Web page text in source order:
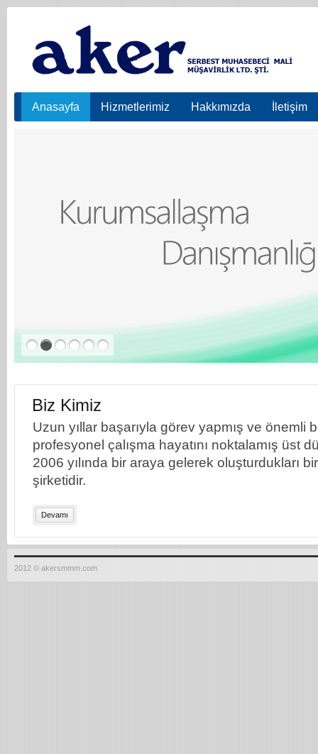
Anasayfa Hizmetlerimiz Hakkımızda İletişim
Biz Kimiz
Uzun yıllar başarıyla görev yapmış ve önemli
profesyonel çalışma hayatını noktalamış üst
2006 yılında bir araya gelerek oluşturdukları
şirketidir.
Devamı
2012 © akersmmm.com